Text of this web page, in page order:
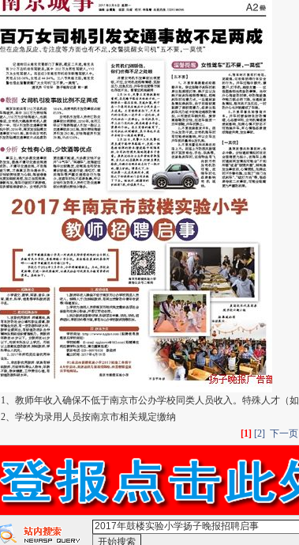
1、教师年收入确保不低于南京市公办学校同类人员收入。特殊人才（
2、学校为录用人员按南京市相关规定缴纳
[1] [2] 下一页